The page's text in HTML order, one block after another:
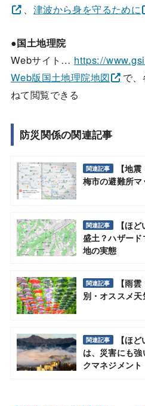
、 津波から身を守るために
●国土地理院
Webサイト… https://
Web版国土地理院地図
で
ねて閲覧できる
防災関係の関連記事
関連記事
【地
梅市の避難所マ
関連記事
【ほ
盛土？ハザー
地の実態
関連記事
【雨
別・オススメ
関連記事
【ほ
は、災害にも
クマネジメント